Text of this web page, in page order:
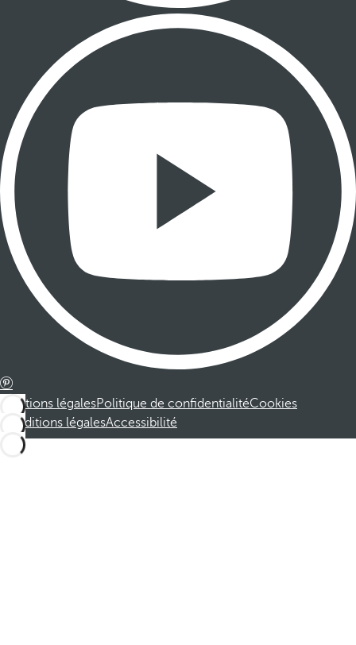
Mentions légalesPolitique de confidentialitéCookies
Conditions légalesAccessibilité